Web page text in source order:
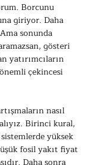
Borcunu
giriyor. Daha
sonunda
gösteri
yatırımcıların
çekincesi
nasıl
Birinci kural,
yüksek
fosil yakıt fiyat
Daha sonra